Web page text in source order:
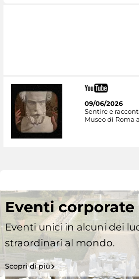
09/06/2026
Sentire e
Museo di Roma
Eventi corporate
Eventi unici in alcuni dei
straordinari al mondo.
Scopri di più